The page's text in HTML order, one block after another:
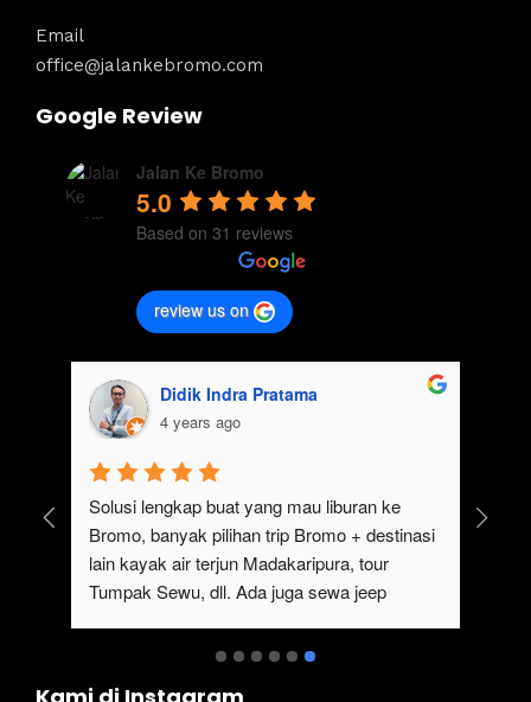
Email
office@jalankebromo.com
Google Review
Jalan Ke Bromo
5.0
Based on 31 reviews
review us on
Didik Indra Pratama
4 years ago
Solusi lengkap buat yang mau liburan ke
Bromo, banyak pilihan trip Bromo + destinasi
lain kayak air terjun Madakaripura, tour
Tumpak Sewu, dll. Ada juga sewa jeep